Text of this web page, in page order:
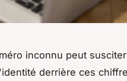
inconnu peut
derrière ces